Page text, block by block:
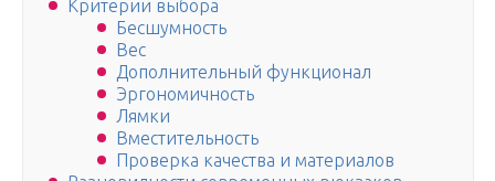
Критерии выбора
Бесшумность
Вес
Дополнительный функционал
Эргономичность
Лямки
Вместительность
Проверка качества и материалов